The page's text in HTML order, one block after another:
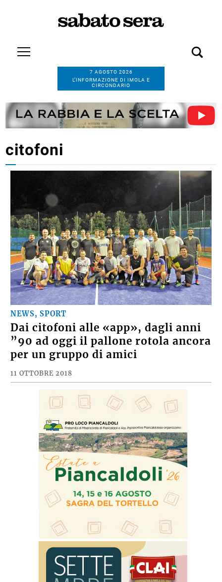
7 AGOSTO 2026
L’INFORMAZIONE DI IMOLA E
CIRCONDARIO
citofoni
NEWS, SPORT
Dai citofoni alle «app», dagli anni
”90 ad oggi il pallone rotola ancora
per un gruppo di amici
11 OTTOBRE 2018